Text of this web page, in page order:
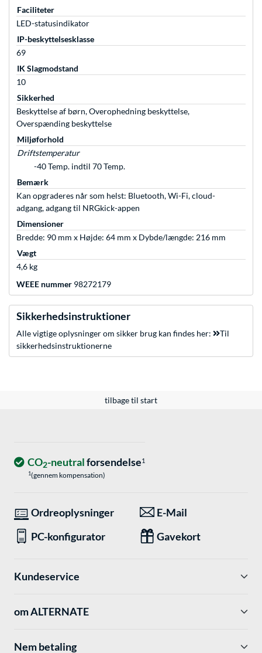
Faciliteter
LED-statusindikator
IP-beskyttelsesklasse
69
IK Slagmodstand
10
Sikkerhed
Beskyttelse af børn, Overophedning beskyttelse,
Overspænding beskyttelse
Miljøforhold
Driftstemperatur
-40 Temp. indtil 70 Temp.
Bemærk
Kan opgraderes når som helst: Bluetooth, Wi-Fi, cloud-
adgang, adgang til NRGkick-appen
Dimensioner
Bredde: 90 mm x Højde: 64 mm x Dybde/længde: 216 mm
Vægt
4,6 kg
WEEE nummer 98272179
Sikkerhedsinstruktioner
Alle vigtige oplysninger om sikker brug kan findes her:
Til
sikkerhedsinstruktionerne
tilbage til start
CO2-neutralforsendelse1
1(gennem kompensation)
Ordreoplysninger
E-Mail
PC-konfigurator
Gavekort
Kundeservice
om ALTERNATE
Nem betaling